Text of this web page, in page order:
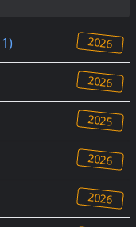
2026
2026
2025
2026
2026